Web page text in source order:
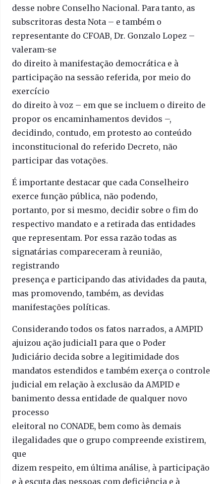
desse nobre Conselho Nacional. Para tanto, as
subscritoras desta Nota – e também o
representante do CFOAB, Dr. Gonzalo Lopez –
valeram-se
do direito à manifestação democrática e à
participação na sessão referida, por meio do
exercício
do direito à voz – em que se incluem o direito de
propor os encaminhamentos devidos –,
decidindo, contudo, em protesto ao conteúdo
inconstitucional do referido Decreto, não
participar das votações.
É importante destacar que cada Conselheiro
exerce função pública, não podendo,
portanto, por si mesmo, decidir sobre o fim do
respectivo mandato e a retirada das entidades
que representam. Por essa razão todas as
signatárias compareceram à reunião,
registrando
presença e participando das atividades da pauta,
mas promovendo, também, as devidas
manifestações políticas.
Considerando todos os fatos narrados, a AMPID
ajuizou ação judicial1 para que o Poder
Judiciário decida sobre a legitimidade dos
mandatos estendidos e também exerça o controle
judicial em relação à exclusão da AMPID e
banimento dessa entidade de qualquer novo
processo
eleitoral no CONADE, bem como às demais
ilegalidades que o grupo compreende existirem,
que
dizem respeito, em última análise, à participação
e à escuta das pessoas com deficiência e à